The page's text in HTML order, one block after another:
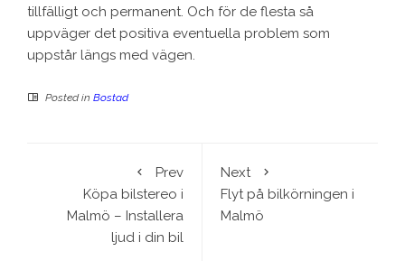
tillfälligt och permanent. Och för de flesta så
uppväger det positiva eventuella problem som
uppstår längs med vägen.
Posted in Bostad
Prev
Köpa bilstereo i
Malmö – Installera
ljud i din bil
Next
Flyt på bilkörningen i
Malmö